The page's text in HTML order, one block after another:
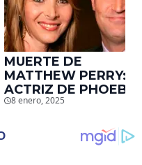
MUERTE DE
MATTHEW PERRY:
ACTRIZ DE PHOEBE,
EN ‘FRIENDS’,
EMOTIVO MENSAJE
QUE EL ACTOR LE
8 enero, 2025